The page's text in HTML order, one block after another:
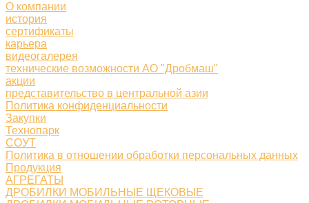
О компании
история
сертификаты
карьера
видеогалерея
технические возможности АО "Дробмаш"
акции
представительство в центральной азии
Политика конфиденциальности
Закупки
Технопарк
СОУТ
Политика в отношении обработки персональных данных
Продукция
АГРЕГАТЫ
ДРОБИЛКИ МОБИЛЬНЫЕ ЩЕКОВЫЕ